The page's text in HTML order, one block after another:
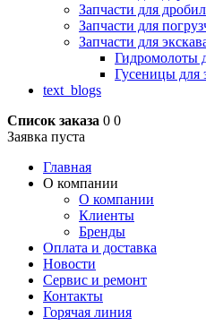
Запчасти для
Запчасти для
Запчасти для
Гидромолоты
Гусеницы для
text_blogs
Список заказа 0 0
Заявка пуста
Главная
О компании
О компании
Клиенты
Бренды
Оплата и доставка
Новости
Сервис и ремонт
Контакты
Горячая линия